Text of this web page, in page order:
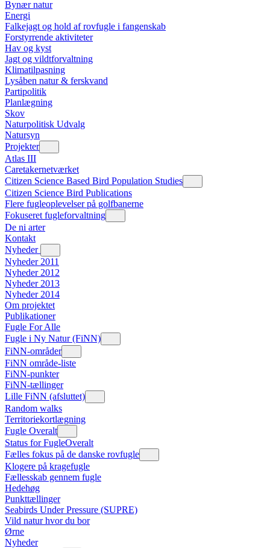
Bynær natur
Energi
Falkejagt og hold af rovfugle i fangenskab
Forstyrrende aktiviteter
Hav og kyst
Jagt og vildtforvaltning
Klimatilpasning
Lysåben natur & ferskvand
Partipolitik
Planlægning
Skov
Naturpolitisk Udvalg
Natursyn
Projekter
Atlas III
Caretakernetværket
Citizen Science Based Bird Population Studies
Citizen Science Bird Publications
Flere fugleoplevelser på golfbanerne
Fokuseret fugleforvaltning
De ni arter
Kontakt
Nyheder
Nyheder 2011
Nyheder 2012
Nyheder 2013
Nyheder 2014
Om projektet
Publikationer
Fugle For Alle
Fugle i Ny Natur (FiNN)
FiNN-områder
FiNN område-liste
FiNN-punkter
FiNN-tællinger
Lille FiNN (afsluttet)
Random walks
Territoriekortlægning
Fugle Overalt
Status for FugleOveralt
Fælles fokus på de danske rovfugle
Klogere på kragefugle
Fællesskab gennem fugle
Hedehøg
Punkttællinger
Seabirds Under Pressure (SUPRE)
Vild natur hvor du bor
Ørne
Nyheder